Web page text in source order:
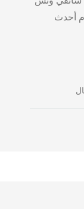
أحدث